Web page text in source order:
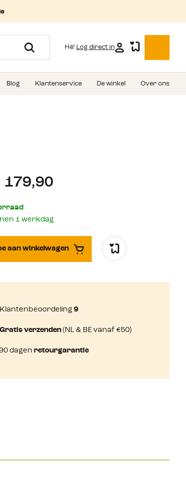
Hé! Log direct in
Blog Klantenservice De winkel Over ons
179,90
1 werkdag
aan winkelwagen
Klantenbeoordeling 9
Gratis verzenden (NL & BE vanaf €50)
dagen retourgarantie